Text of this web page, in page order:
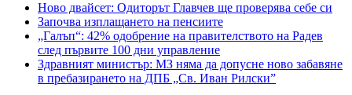
Ново двайсет: Одиторът Главчев ще проверява себе си
Започва изплащането на пенсиите
„Галъп“: 42% одобрение на правителството на Радев
след първите 100 дни управление
Здравният министър: МЗ няма да допусне ново забавяне
в пребазирането на ДПБ „Св. Иван Рилски”